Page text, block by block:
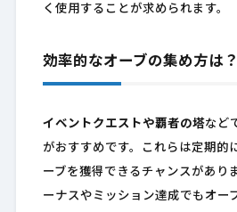
く使用することが求められます。
効率的なオーブの集め方は？
イベントクエストや覇者の塔など
がおすすめです。これらは定期的
ーブを獲得できるチャンスがあり
ーナスやミッション達成でもオー